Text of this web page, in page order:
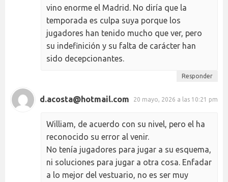
vino enorme el Madrid. No diría que la
temporada es culpa suya porque los
jugadores han tenido mucho que ver, pero
su indefinición y su falta de carácter han
sido decepcionantes.
Responder
d.acosta@hotmail.com 20 mayo, 2026 a las 10:21 pm
William, de acuerdo con su nivel, pero el ha
reconocido su error al venir.
No tenía jugadores para jugar a su esquema,
ni soluciones para jugar a otra cosa. Enfadar
a lo mejor del vestuario, no es ser muy